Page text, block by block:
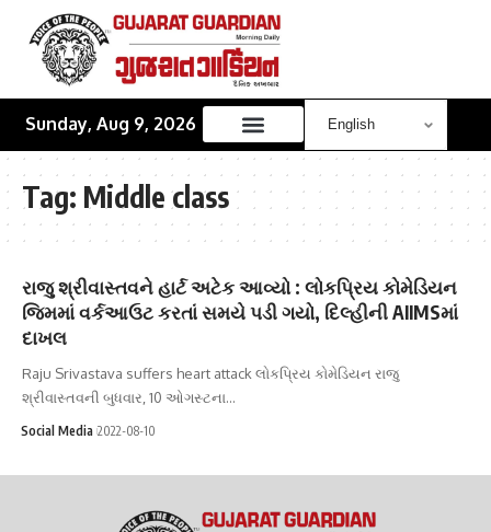
Sunday, Aug 9, 2026
Tag: Middle class
રાજુ શ્રીવાસ્તવને હાર્ટ અટેક આવ્યો : લોકપ્રિય કોમેડિયન
જિમમાં વર્કઆઉટ કરતાં સમયે પડી ગયો, દિલ્હીની AIIMSમાં
દાખલ
Raju Srivastava suffers heart attack લોકપ્રિય કોમેડિયન રાજુ
શ્રીવાસ્તવની બુધવાર, 10 ઓગસ્ટના…
Social Media 2022-08-10